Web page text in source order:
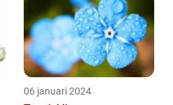
06 januari 2024